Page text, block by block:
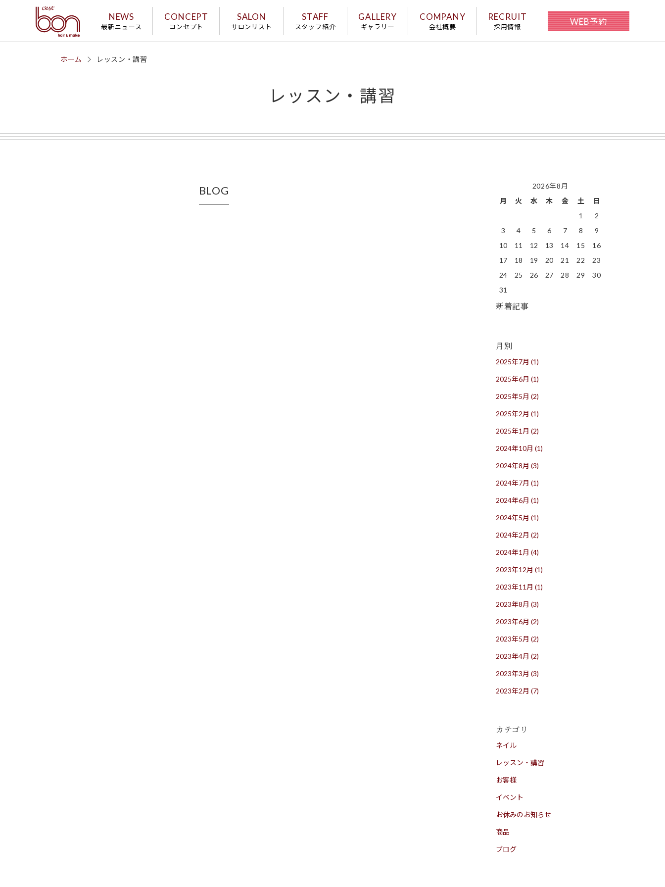
NEWS
最新ニュース
CONCEPT
コンセプト
SALON
サロンリスト
STAFF
スタッフ紹介
GALLERY
ギャラリー
COMPANY
会社概要
RECRUIT
採用情報 WEB予約
ホーム レッスン・講習
レッスン・講習
BLOG
2026年8月
月
火 水 木 金 土
日
1
2
3
4 5 6 7 8
9
10
11 12 13 14 15
16
17
18 19 20 21 22
23
24
25 26 27 28 29
30
31
新着記事
月別
2025年7月 (1)
2025年6月 (1)
2025年5月 (2)
2025年2月 (1)
2025年1月 (2)
2024年10月 (1)
2024年8月 (3)
2024年7月 (1)
2024年6月 (1)
2024年5月 (1)
2024年2月 (2)
2024年1月 (4)
2023年12月 (1)
2023年11月 (1)
2023年8月 (3)
2023年6月 (2)
2023年5月 (2)
2023年4月 (2)
2023年3月 (3)
2023年2月 (7)
カテゴリ
ネイル
レッスン・講習
お客様
イベント
お休みのお知らせ
商品
ブログ